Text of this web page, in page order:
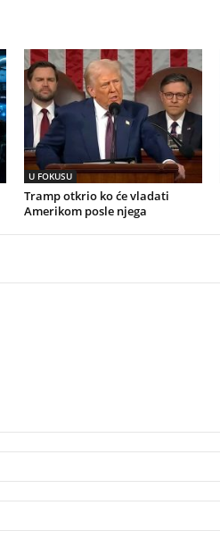
U FOKUSU
Tramp otkrio ko će vladati
Amerikom posle njega